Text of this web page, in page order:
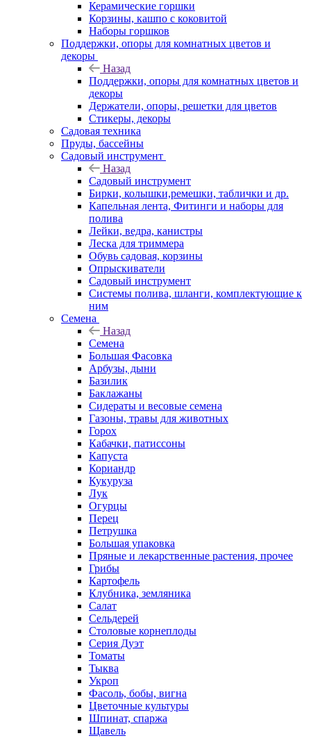
Керамические горшки
Корзины, кашпо с коковитой
Наборы горшков
Поддержки, опоры для комнатных цветов и
декоры
Назад
Поддержки, опоры для комнатных цветов и
декоры
Держатели, опоры, решетки для цветов
Стикеры, декоры
Садовая техника
Пруды, бассейны
Садовый инструмент
Назад
Садовый инструмент
Бирки, колышки,ремешки, таблички и др.
Капельная лента, Фитинги и наборы для
полива
Лейки, ведра, канистры
Леска для триммера
Обувь садовая, корзины
Опрыскиватели
Садовый инструмент
Системы полива, шланги, комплектующие к
ним
Семена
Назад
Семена
Большая Фасовка
Арбузы, дыни
Базилик
Баклажаны
Сидераты и весовые семена
Газоны, травы для животных
Горох
Кабачки, патиссоны
Капуста
Кориандр
Кукуруза
Лук
Огурцы
Перец
Петрушка
Большая упаковка
Пряные и лекарственные растения, прочее
Грибы
Картофель
Клубника, земляника
Салат
Сельдерей
Столовые корнеплоды
Серия Дуэт
Томаты
Тыква
Укроп
Фасоль, бобы, вигна
Цветочные культуры
Шпинат, спаржа
Щавель